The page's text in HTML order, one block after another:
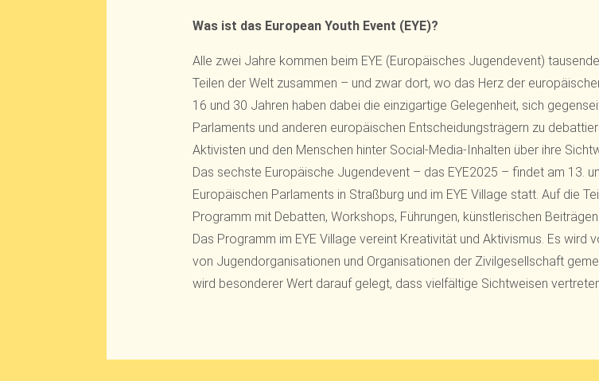
Was ist das European Youth Event (EYE)?
Alle zwei Jahre kommen beim EYE (Europäisches Jugendevent)
Teilen der Welt zusammen – und zwar dort, wo das Herz der
16 und 30 Jahren haben dabei die einzigartige Gelegenheit, sich
Parlaments und anderen europäischen Entscheidungsträgern zu
Aktivisten und den Menschen hinter Social-Media-Inhalten über ihre
Das sechste Europäische Jugendevent – das EYE2025 – findet am 13.
Europäischen Parlaments in Straßburg und im EYE Village statt. Auf die
Programm mit Debatten, Workshops, Führungen, künstlerischen
Das Programm im EYE Village vereint Kreativität und Aktivismus. Es
von Jugendorganisationen und Organisationen der Zivilgesellschaft
wird besonderer Wert darauf gelegt, dass vielfältige Sichtweisen